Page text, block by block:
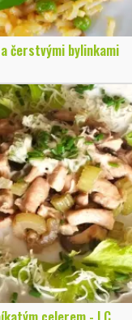
čerstvými bylinkami